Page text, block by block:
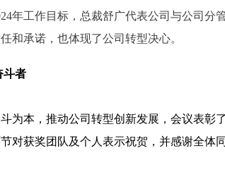
年工作目标，总裁舒广代表公司与公司分
和承诺，也体现了公司转型决心。
斗者
为本，推动公司转型创新发展，会议表彰
对获奖团队及个人表示祝贺，并感谢全体